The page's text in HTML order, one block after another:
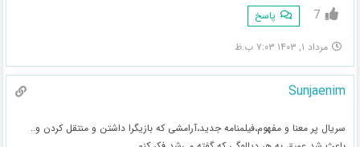
7 پاسخ
مرداد ۱, ۱۴۰۳ ۷:۰۳ ب.ظ
Sunjaenim
سریال پر معنا و مفهوم،فیلمنامه جدید،آرامشی که بازیگرا داشتن و منتقل کردن و‌..